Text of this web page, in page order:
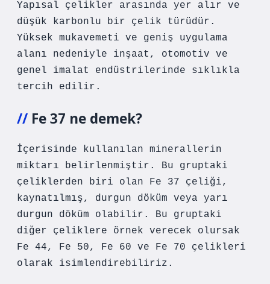
Yapısal çelikler arasında yer alır ve
düşük karbonlu bir çelik türüdür.
Yüksek mukavemeti ve geniş uygulama
alanı nedeniyle inşaat, otomotiv ve
genel imalat endüstrilerinde sıklıkla
tercih edilir.
Fe 37 ne demek?
İçerisinde kullanılan minerallerin
miktarı belirlenmiştir. Bu gruptaki
çeliklerden biri olan Fe 37 çeliği,
kaynatılmış, durgun döküm veya yarı
durgun döküm olabilir. Bu gruptaki
diğer çeliklere örnek verecek olursak
Fe 44, Fe 50, Fe 60 ve Fe 70 çelikleri
olarak isimlendirebiliriz.